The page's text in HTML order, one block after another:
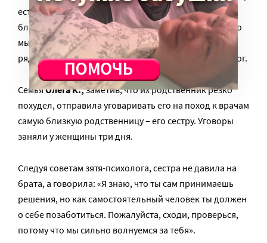
есть только два варианта: либо мы ссоримся с
близким и теряем всякую возможность помочь. Либо
мы даем ему свободу действий и стараемся быть
рядом, помогать, чем возможно», – уточняет психолог.
СемьяОлега К.,заметив, что их родственник резко
похудел, отправила уговаривать его на поход к врачам
самую близкую родственницу – его сестру. Уговоры
заняли у женщины три дня.
Следуя советам зятя-психолога, сестра не давила на
брата, а говорила: «Я знаю, что ты сам принимаешь
решения, но как самостоятельный человек ты должен
о себе позаботиться. Пожалуйста, сходи, проверься,
потому что мы сильно волнуемся за тебя».